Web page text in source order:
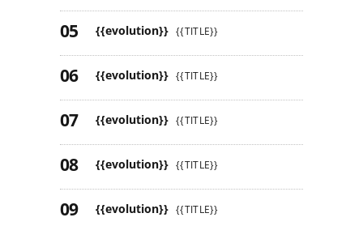
{{evolution}} {{TITLE}}
{{evolution}} {{TITLE}}
{{evolution}} {{TITLE}}
{{evolution}} {{TITLE}}
{{evolution}} {{TITLE}}